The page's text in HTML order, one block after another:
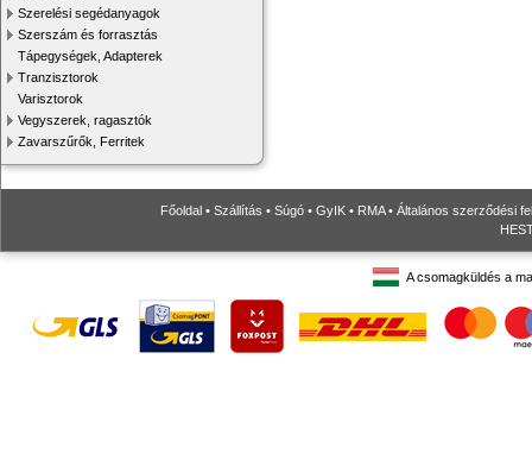
Szerelési segédanyagok
Szerszám és forrasztás
Tápegységek, Adapterek
Tranzisztorok
Varisztorok
Vegyszerek, ragasztók
Zavarszűrők, Ferritek
Főoldal • Szállítás • Súgó • GyIK • RMA• Általános szerződési
A csomagküldés a